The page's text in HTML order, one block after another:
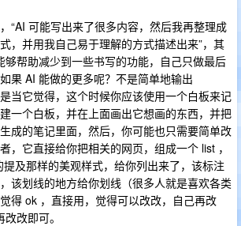
“AI 可能写出来了很多内容，然后我再整理成
，并用我自己易于理解的方式描述出来”，其
够帮助减少到一些书写的功能，自己只做最后
果 AI 能做的更多呢？不是简单地输出
当它觉得，这个时候你应该使用一个白板来记
一个白板，并在上面画出它想画的东西，并把
成的笔记里面，然后，你可能也只需要简单改
，它直接给你把相关的网页，组成一个 list ，
及那样的美观样式，给你列出来了，该标注
该划线的地方给你划线（很多人就是喜欢各类
得 ok ，直接用，觉得可以改改，自己再改
改即可。